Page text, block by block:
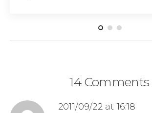
14 Comments
2011/09/22 at 16:18